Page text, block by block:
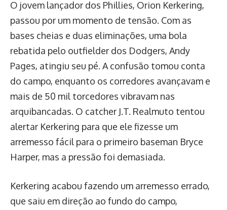
O jovem lançador dos Phillies, Orion Kerkering,
passou por um momento de tensão. Com as
bases cheias e duas eliminações, uma bola
rebatida pelo outfielder dos Dodgers, Andy
Pages, atingiu seu pé. A confusão tomou conta
do campo, enquanto os corredores avançavam e
mais de 50 mil torcedores vibravam nas
arquibancadas. O catcher J.T. Realmuto tentou
alertar Kerkering para que ele fizesse um
arremesso fácil para o primeiro baseman Bryce
Harper, mas a pressão foi demasiada.
Kerkering acabou fazendo um arremesso errado,
que saiu em direção ao fundo do campo,